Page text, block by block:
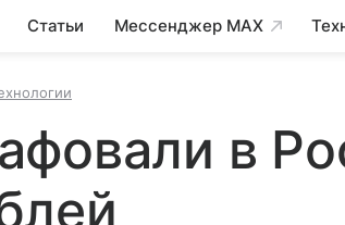
Статьи Мессенджер MAX
в